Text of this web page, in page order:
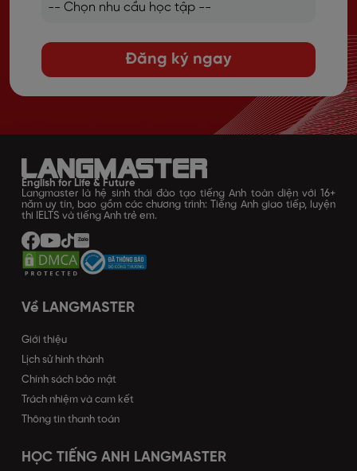
Đăng ký ngay
English for Life & Future
Langmaster là hệ sinh thái đào tạo tiếng Anh toàn diện với 16+
năm uy tín, bao gồm các chương trình: Tiếng Anh giao tiếp, luyện
thi IELTS và tiếng Anh trẻ em.
Về LANGMASTER
Giới thiệu
Lịch sử hình thành
Chính sách bảo mật
Trách nhiệm và cam kết
Thông tin thanh toán
HỌC TIẾNG ANH LANGMASTER